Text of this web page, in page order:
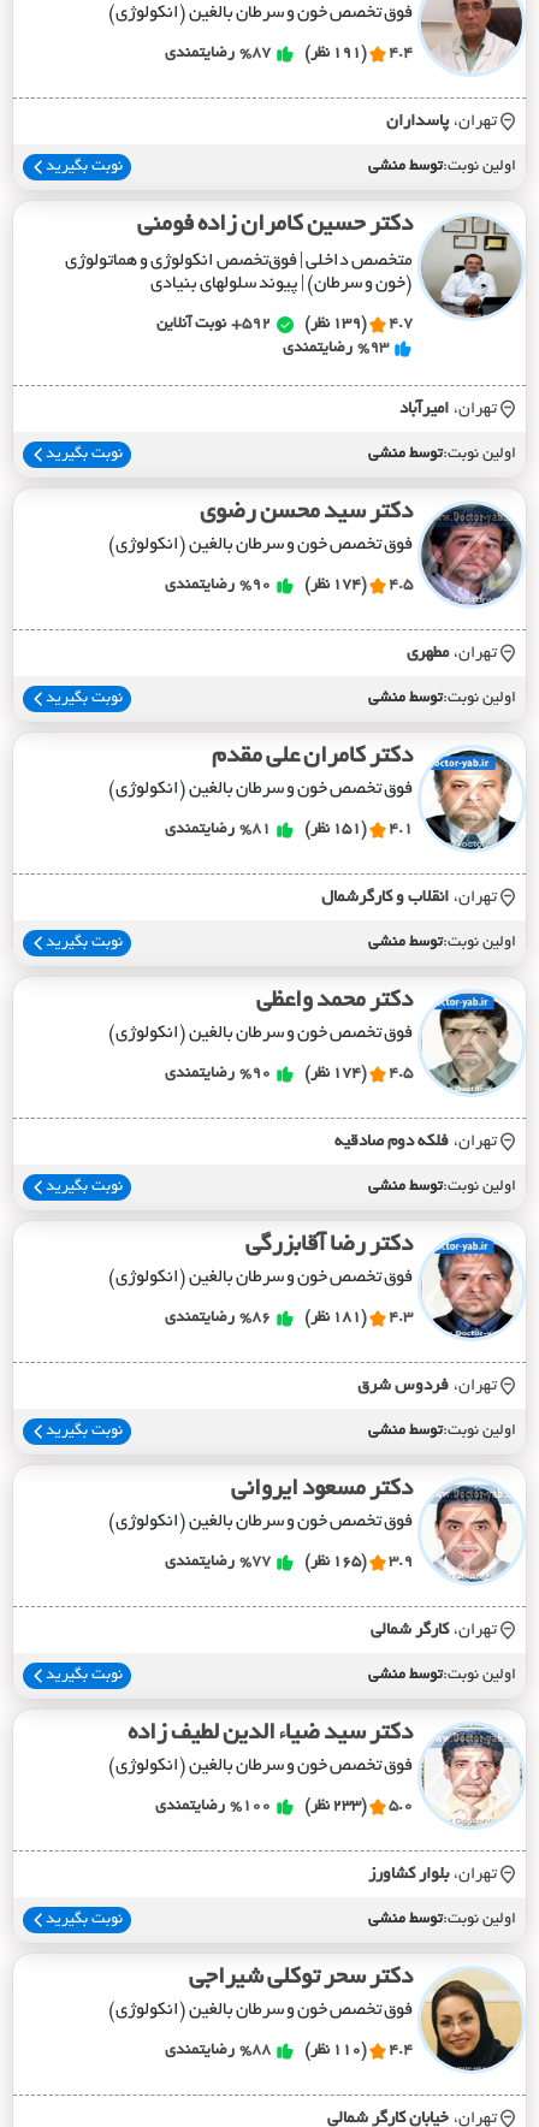
فوق تخصص خون و سرطان بالغین (انکولوژی)
4.4 (191 نظر) %87 رضایتمندی
تهران، پاسداران
اولین نوبت:توسط منشی نوبت بگیرید
دکتر حسین کامران زاده فومنی
متخصص داخلی | فوق‌تخصص انکولوژی و هماتولوژی
(خون و سرطان) | پیوند سلولهای بنیادی
4.7 (139 نظر) 592+
نوبت آنلاین
%93 رضایتمندی
تهران، اميرآباد
اولین نوبت:توسط منشی نوبت بگیرید
دکتر سید محسن رضوی
فوق تخصص خون و سرطان بالغین (انکولوژی)
4.5 (174 نظر) %90 رضایتمندی
تهران، مطهري
اولین نوبت:توسط منشی نوبت بگیرید
دکتر کامران علی مقدم
فوق تخصص خون و سرطان بالغین (انکولوژی)
4.1 (151 نظر) %81 رضایتمندی
تهران، انقلاب و کارگرشمال
اولین نوبت:توسط منشی نوبت بگیرید
دکتر محمد واعظی
فوق تخصص خون و سرطان بالغین (انکولوژی)
4.5 (174 نظر) %90 رضایتمندی
تهران، فلکه دوم صادقيه
اولین نوبت:توسط منشی نوبت بگیرید
دکتر رضا آقابزرگی
فوق تخصص خون و سرطان بالغین (انکولوژی)
4.3 (181 نظر) %86 رضایتمندی
تهران، فردوس شرق
اولین نوبت:توسط منشی نوبت بگیرید
دکتر مسعود ایروانی
فوق تخصص خون و سرطان بالغین (انکولوژی)
3.9 (165 نظر) %77 رضایتمندی
تهران، کارگر شمالي
اولین نوبت:توسط منشی نوبت بگیرید
دکتر سید ضیاء الدین لطیف زاده
فوق تخصص خون و سرطان بالغین (انکولوژی)
5.0 (233 نظر) %100 رضایتمندی
تهران، بلوار کشاورز
اولین نوبت:توسط منشی نوبت بگیرید
دکتر سحر توکلی شیراجی
فوق تخصص خون و سرطان بالغین (انکولوژی)
4.4 (110 نظر) %88 رضایتمندی
تهران، خيابان کارگر شمالي